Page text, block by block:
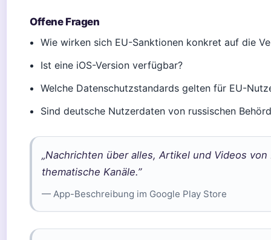
Offene Fragen
Wie wirken sich EU-Sanktionen konkret auf die
Ist eine iOS-Version verfügbar?
Welche Datenschutzstandards gelten für EU-
Sind deutsche Nutzerdaten von russischen
„Nachrichten über alles, Artikel und Videos
thematische Kanäle.”
— App-Beschreibung im Google Play Store